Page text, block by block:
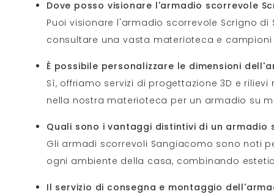
Dove posso visionare l'armadio scorrevole
Puoi visionare l'armadio scorrevole Scrigno di
consultare una vasta materioteca e
È possibile personalizzare le dimensioni
Sì, offriamo servizi di progettazione 3D e
nella nostra materioteca per un armadio su
Quali sono i vantaggi distintivi di un armadio
Gli armadi scorrevoli Sangiacomo sono noti
ogni ambiente della casa, combinando
Il servizio di consegna e montaggio